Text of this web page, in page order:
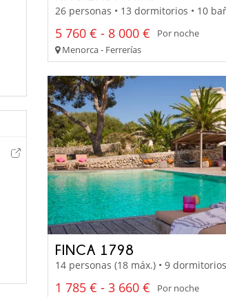
26 personas • 13 dormitorios • 10
5 760 € - 8 000 €
Por noche
Menorca - Ferrerías
FINCA 1798
14 personas (18 máx.) • 9
1 785 € - 3 660 €
Por noche